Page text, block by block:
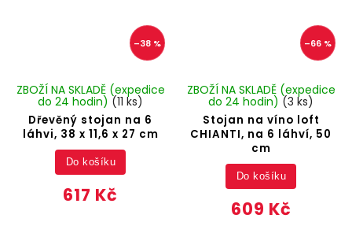
–38 %
Dřevěný stojan na 6
láhvi, 38 x 11,6 x 27 cm
ZBOŽÍ NA SKLADĚ (expedice
do 24 hodin) (11 ks)
617 Kč
Do košíku
–66 %
Stojan na víno loft
CHIANTI, na 6 láhví, 50
cm
ZBOŽÍ NA SKLADĚ (expedice
do 24 hodin) (3 ks)
609 Kč
Do košíku